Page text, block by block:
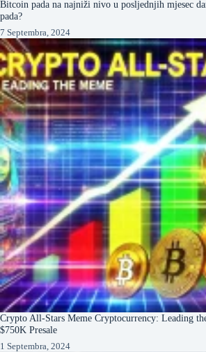
Bitcoin pada na najniži nivo u posljednjih mjesec
pada?
7 Septembra, 2024
Crypto All-Stars Meme Cryptocurrency: Leading
$750K Presale
1 Septembra, 2024